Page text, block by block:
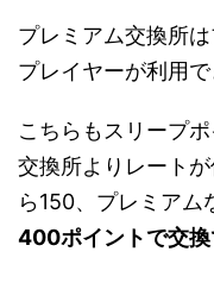
プレミアム交換所
プレイヤーが利用で
こちらもスリープ
交換所よりレート
ら150、プレミアム
400ポイントで交換